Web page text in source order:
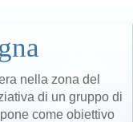
nella zona del
di un gruppo di
come obiettivo